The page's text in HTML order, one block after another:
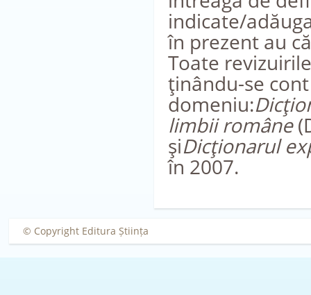
indicate/
în prezent au
Toate
ţinându-se
domeniu:
limbii române
şiDicţionarul
în 2007.
© Copyright Editura Știința